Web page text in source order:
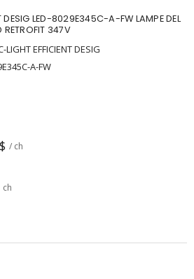
DESIG LED-8029E345C-A-FW LAMPE DEL
RETROFIT 347V
LIGHT EFFICIENT DESIG
A-FW
/ ch
ch